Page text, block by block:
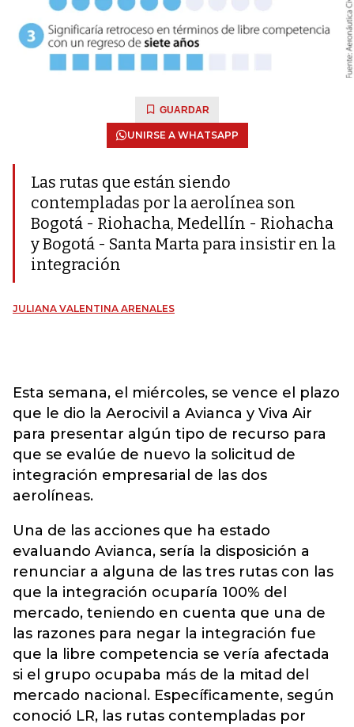
GUARDAR
UNIRSE A WHATSAPP
Las rutas que están siendo
contempladas por la aerolínea son
Bogotá - Riohacha, Medellín - Riohacha
y Bogotá - Santa Marta para insistir en la
integración
JULIANA VALENTINA ARENALES
Esta semana, el miércoles, se vence el plazo
que le dio la Aerocivil a Avianca y Viva Air
para presentar algún tipo de recurso para
que se evalúe de nuevo la solicitud de
integración empresarial de las dos
aerolíneas.
Una de las acciones que ha estado
evaluando Avianca, sería la disposición a
renunciar a alguna de las tres rutas con las
que la integración ocuparía 100% del
mercado, teniendo en cuenta que una de
las razones para negar la integración fue
que la libre competencia se vería afectada
si el grupo ocupaba más de la mitad del
mercado nacional. Específicamente, según
conoció LR, las rutas contempladas por